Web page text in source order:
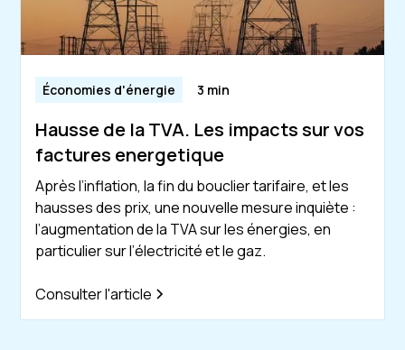
Économies d'énergie 3 min
Hausse de la TVA. Les impacts sur vos
factures energetique
Après l’inflation, la fin du bouclier tarifaire, et les
hausses des prix, une nouvelle mesure inquiète :
l’augmentation de la TVA sur les énergies, en
particulier sur l’électricité et le gaz.
Consulter l'article